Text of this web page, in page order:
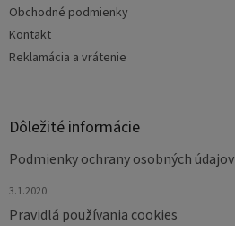
Obchodné podmienky
Kontakt
Reklamácia a vrátenie
Dôležité informácie
Podmienky ochrany osobných údajov
3.1.2020
Pravidlá používania cookies